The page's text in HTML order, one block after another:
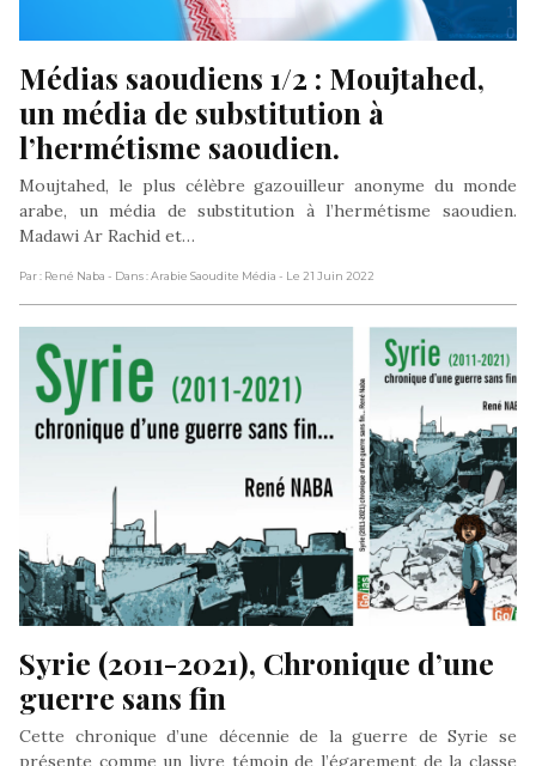
Médias saoudiens 1/2 : Moujtahed,
un média de substitution à
l’hermétisme saoudien.
Moujtahed, le plus célèbre gazouilleur anonyme du monde
arabe, un média de substitution à l’hermétisme saoudien.
Madawi Ar Rachid et…
Par : René Naba - Dans : Arabie Saoudite Média - Le 21 Juin 2022
Syrie (2011-2021), Chronique d’une
guerre sans fin
Cette chronique d’une décennie de la guerre de Syrie se
présente comme un livre témoin de l’égarement de la classe